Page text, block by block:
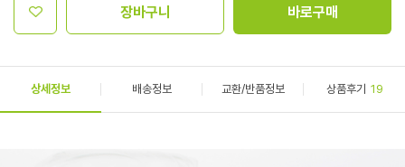
장바구니 바로구매
상세정보 배송정보 교환/반품정보 상품후기 19